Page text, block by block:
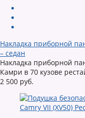
Накладка приборной
– седан
Накладка приборной
Камри в 70 кузове
2 500 руб.